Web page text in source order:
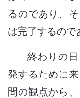
るのであり、
は完了するので
終わりの
発するために
間の観点から